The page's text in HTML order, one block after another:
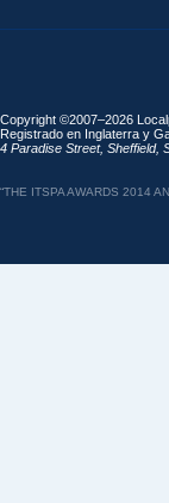
Copyright ©2007–2026
Registrado en Inglaterra y
4 Paradise Street, Sheffield,
“THE ITSPA AWARDS 2014